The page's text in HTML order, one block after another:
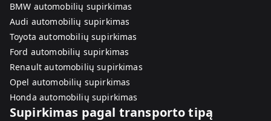
BMW automobilių supirkimas
Audi automobilių supirkimas
Toyota automobilių supirkimas
Ford automobilių supirkimas
Renault automobilių supirkimas
Opel automobilių supirkimas
Honda automobilių supirkimas
Supirkimas pagal transporto tipą